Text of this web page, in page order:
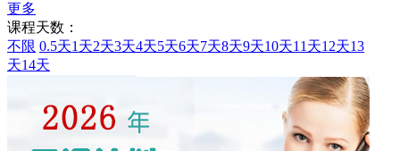
更多
课程天数：
不限 0.5天1天2天3天4天5天6天7天8天9天10天11天12天13
天14天